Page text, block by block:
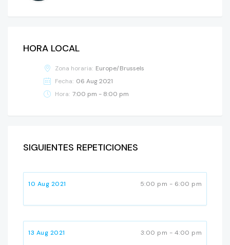
HORA LOCAL
Zona horaria: Europe/Brussels
Fecha: 06 Aug 2021
Hora: 7:00 pm - 8:00 pm
SIGUIENTES REPETICIONES
10 Aug 2021 5:00 pm - 6:00 pm
13 Aug 2021 3:00 pm - 4:00 pm